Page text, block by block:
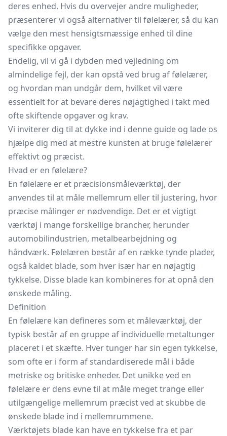
deres enhed. Hvis du overvejer andre muligheder,
præsenterer vi også alternativer til følelærer, så du kan
vælge den mest hensigtsmæssige enhed til dine
specifikke opgaver.
Endelig, vil vi gå i dybden med vejledning om
almindelige fejl, der kan opstå ved brug af følelærer,
og hvordan man undgår dem, hvilket vil være
essentielt for at bevare deres nøjagtighed i takt med
ofte skiftende opgaver og krav.
Vi inviterer dig til at dykke ind i denne guide og lade os
hjælpe dig med at mestre kunsten at bruge følelærer
effektivt og præcist.
Hvad er en følelære?
En følelære er et præcisionsmåleværktøj, der
anvendes til at måle mellemrum eller til justering, hvor
præcise målinger er nødvendige. Det er et vigtigt
værktøj i mange forskellige brancher, herunder
automobilindustrien, metalbearbejdning og
håndværk. Følelæren består af en række tynde plader,
også kaldet blade, som hver især har en nøjagtig
tykkelse. Disse blade kan kombineres for at opnå den
ønskede måling.
Definition
En følelære kan defineres som et måleværktøj, der
typisk består af en gruppe af individuelle metaltunger
placeret i et skæfte. Hver tunger har sin egen tykkelse,
som ofte er i form af standardiserede mål i både
metriske og britiske enheder. Det unikke ved en
følelære er dens evne til at måle meget trange eller
utilgængelige mellemrum præcist ved at skubbe de
ønskede blade ind i mellemrummene.
Værktøjets blade kan have en tykkelse fra et par